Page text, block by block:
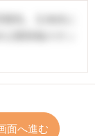
面へ進む